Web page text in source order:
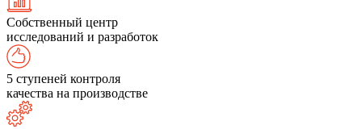
Собственный центр
исследований и разработок
5 ступеней контроля
качества на производстве